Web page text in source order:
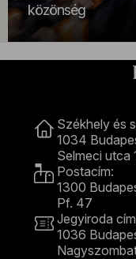
közönség
Székhely és
1034
Selmeci utca
Postacím:
1300
Pf. 47
Jegyiroda
1036